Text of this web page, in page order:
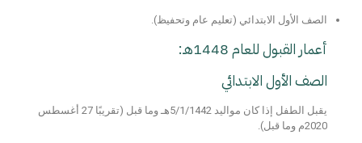
الصف الأول الابتدائي (تعليم عام وتحفيظ).
أعمار القبول للعام 1448هـ:
الصف الأول الابتدائي
يقبل الطفل إذا كان مواليد 5/1/1442هـ وما قبل (تقريبًا
27 أغسطس
2020م وما قبل
).